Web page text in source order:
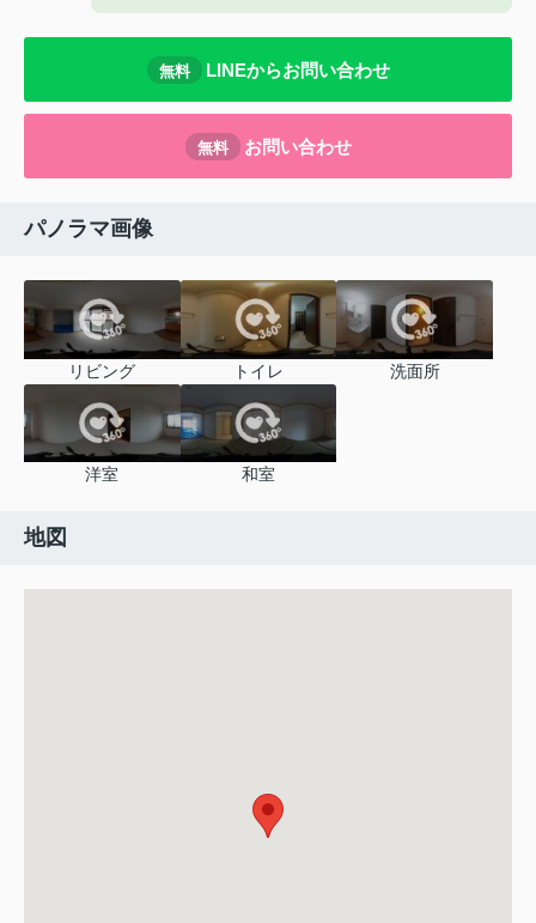
無料 LINEからお問い合わせ
無料 お問い合わせ
パノラマ画像
リビング トイレ 洗面所
洋室 和室
地図